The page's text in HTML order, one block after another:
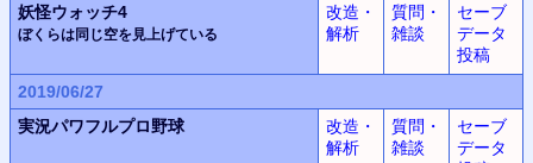
妖怪ウォッチ4
ぼくらは同じ空を見上げている
改造・
解析
質問・
雑談
セーブ
データ
投稿
2019/06/27
実況パワフルプロ野球
改造・
解析
質問・
雑談
セーブ
データ